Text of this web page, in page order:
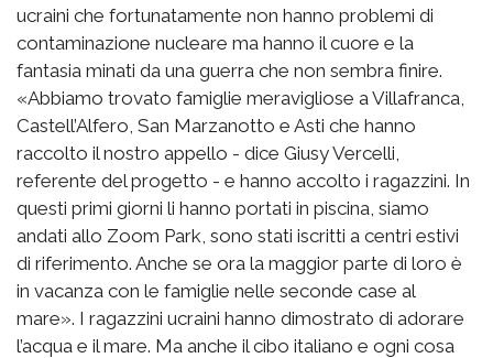
ucraini che fortunatamente non hanno problemi di
contaminazione nucleare ma hanno il cuore e la
fantasia minati da una guerra che non sembra finire.
«Abbiamo trovato famiglie meravigliose a Villafranca,
Castell’Alfero, San Marzanotto e Asti che hanno
raccolto il nostro appello - dice Giusy Vercelli,
referente del progetto - e hanno accolto i ragazzini. In
questi primi giorni li hanno portati in piscina, siamo
andati allo Zoom Park, sono stati iscritti a centri estivi
di riferimento. Anche se ora la maggior parte di loro è
in vacanza con le famiglie nelle seconde case al
mare». I ragazzini ucraini hanno dimostrato di adorare
l’acqua e il mare. Ma anche il cibo italiano e ogni cosa